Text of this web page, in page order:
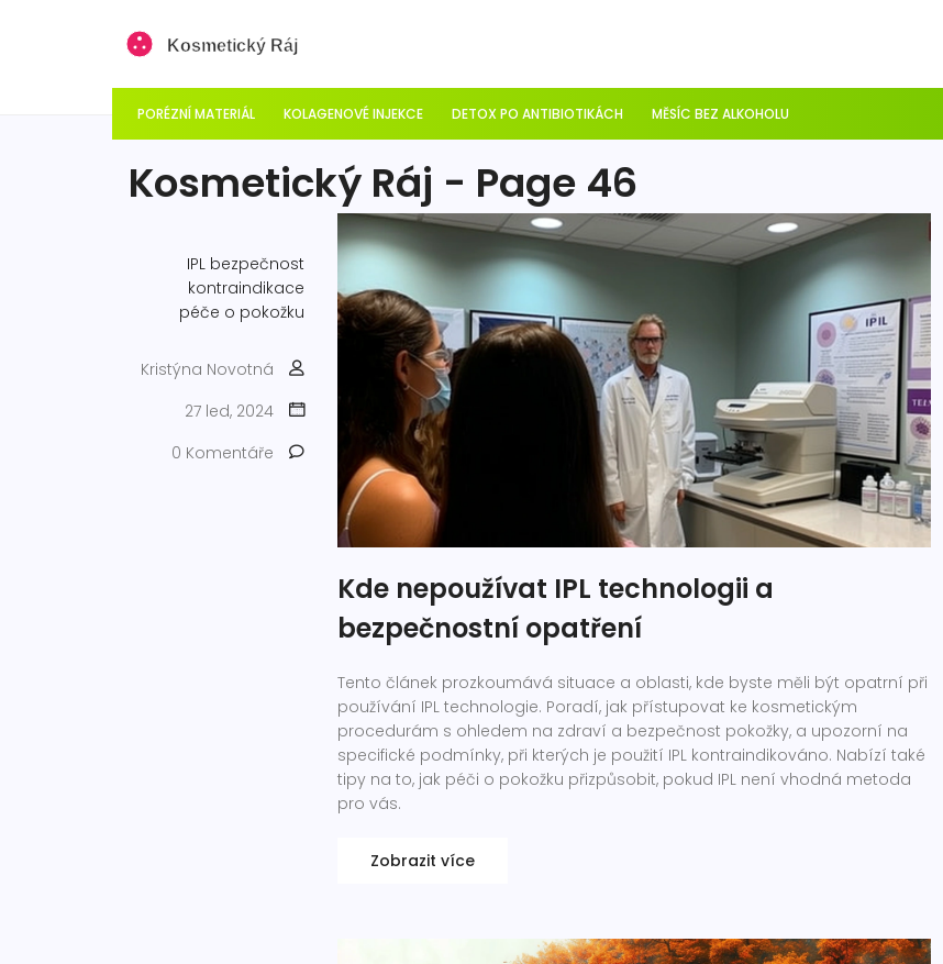
PORÉZNÍ MATERIÁL KOLAGENOVÉ INJEKCE DETOX PO ANTIBIOTIKÁCH MĚSÍC BEZ ALKOHOLU
Kosmetický Ráj - Page 46
IPL bezpečnost
kontraindikace
péče o pokožku
Kristýna Novotná
27 led, 2024
0 Komentáře
Kde nepoužívat IPL technologii a
bezpečnostní opatření
Tento článek prozkoumává situace a oblasti, kde byste měli být opatrní při
používání IPL technologie. Poradí, jak přístupovat ke kosmetickým
procedurám s ohledem na zdraví a bezpečnost pokožky, a upozorní na
specifické podmínky, při kterých je použití IPL kontraindikováno. Nabízí také
tipy na to, jak péči o pokožku přizpůsobit, pokud IPL není vhodná metoda
pro vás.
Zobrazit více